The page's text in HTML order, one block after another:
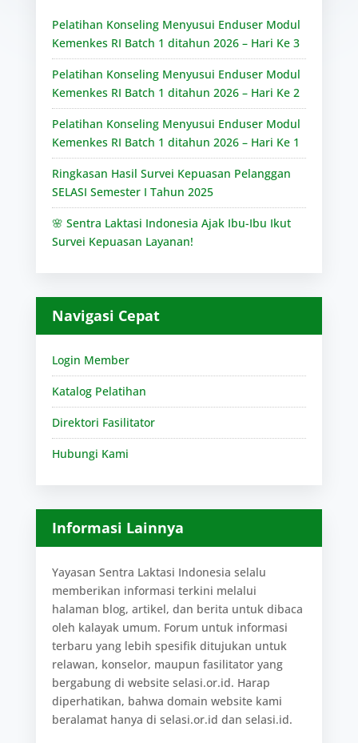
Pelatihan Konseling Menyusui Enduser Modul
Kemenkes RI Batch 1 ditahun 2026 – Hari Ke 3
Pelatihan Konseling Menyusui Enduser Modul
Kemenkes RI Batch 1 ditahun 2026 – Hari Ke 2
Pelatihan Konseling Menyusui Enduser Modul
Kemenkes RI Batch 1 ditahun 2026 – Hari Ke 1
Ringkasan Hasil Survei Kepuasan Pelanggan
SELASI Semester I Tahun 2025
🌸 Sentra Laktasi Indonesia Ajak Ibu-Ibu Ikut
Survei Kepuasan Layanan!
Navigasi Cepat
Login Member
Katalog Pelatihan
Direktori Fasilitator
Hubungi Kami
Informasi Lainnya
Yayasan Sentra Laktasi Indonesia selalu
memberikan informasi terkini melalui
halaman blog, artikel, dan berita untuk dibaca
oleh kalayak umum. Forum untuk informasi
terbaru yang lebih spesifik ditujukan untuk
relawan, konselor, maupun fasilitator yang
bergabung di website selasi.or.id. Harap
diperhatikan, bahwa domain website kami
beralamat hanya di selasi.or.id dan selasi.id.